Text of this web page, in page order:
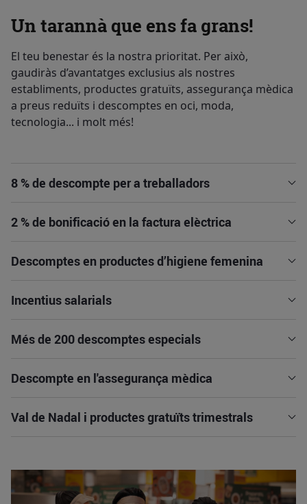
Un tarannà que ens fa grans!
El teu benestar és la nostra prioritat. Per això,
gaudiràs d’avantatges exclusius als nostres
establiments, productes gratuïts, assegurança mèdica
a preus reduïts i descomptes en oci, moda,
tecnologia... i molt més!
8 % de descompte per a treballadors
2 % de bonificació en la factura elèctrica
Descomptes en productes d’higiene femenina
Incentius salarials
Més de 200 descomptes especials
Descompte en l'assegurança mèdica
Val de Nadal i productes gratuïts trimestrals